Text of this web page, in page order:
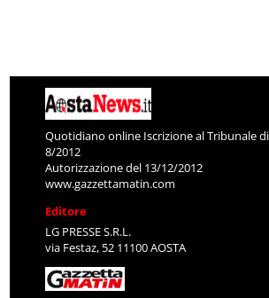
Quotidiano online Iscrizione al Tribunale
8/2012
Autorizzazione del 13/12/2012
www.gazzettamatin.com
Editore
LG PRESSE S.R.L.
via Festaz, 52 11100 AOSTA